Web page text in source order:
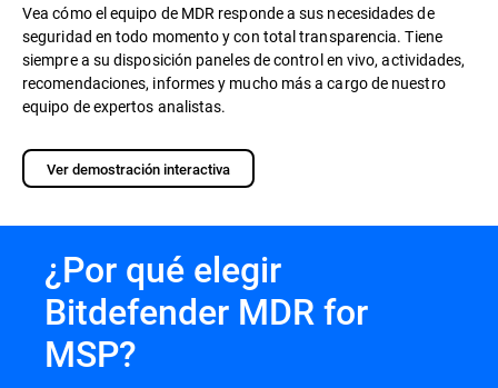
Vea cómo el equipo de MDR responde a sus necesidades de
seguridad en todo momento y con total transparencia. Tiene
siempre a su disposición paneles de control en vivo, actividades,
recomendaciones, informes y mucho más a cargo de nuestro
equipo de expertos analistas.
Ver demostración interactiva
¿Por qué elegir
Bitdefender MDR for
MSP?